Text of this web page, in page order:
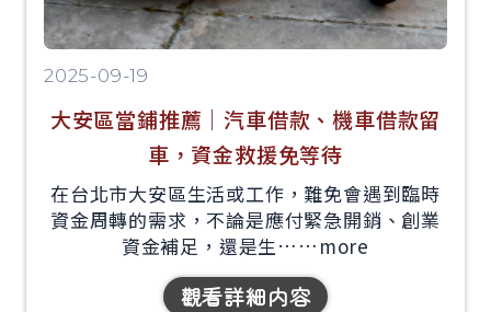
2025-09-19
大安區當鋪推薦｜汽車借款、機車借款留
車，資金救援免等待
在台北市大安區生活或工作，難免會遇到臨時
資金周轉的需求，不論是應付緊急開銷、創業
資金補足，還是生…… more
觀看詳細内容